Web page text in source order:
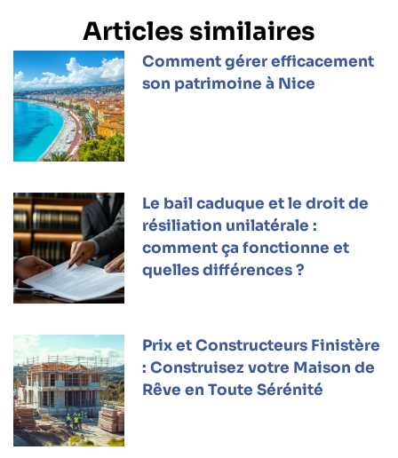
Articles similaires
Comment gérer efficacement
son patrimoine à Nice
Le bail caduque et le droit de
résiliation unilatérale :
comment ça fonctionne et
quelles différences ?
Prix et Constructeurs Finistère
: Construisez votre Maison de
Rêve en Toute Sérénité